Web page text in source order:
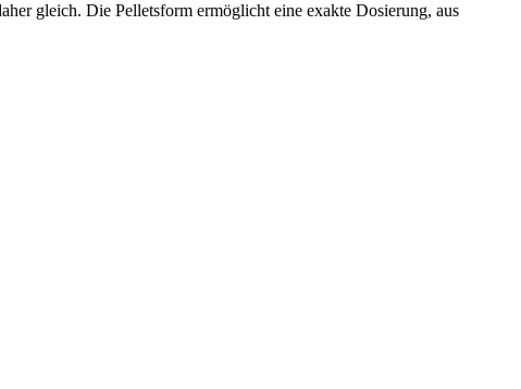
gleich. Die Pelletsform ermöglicht eine exakte Dosierung, aus